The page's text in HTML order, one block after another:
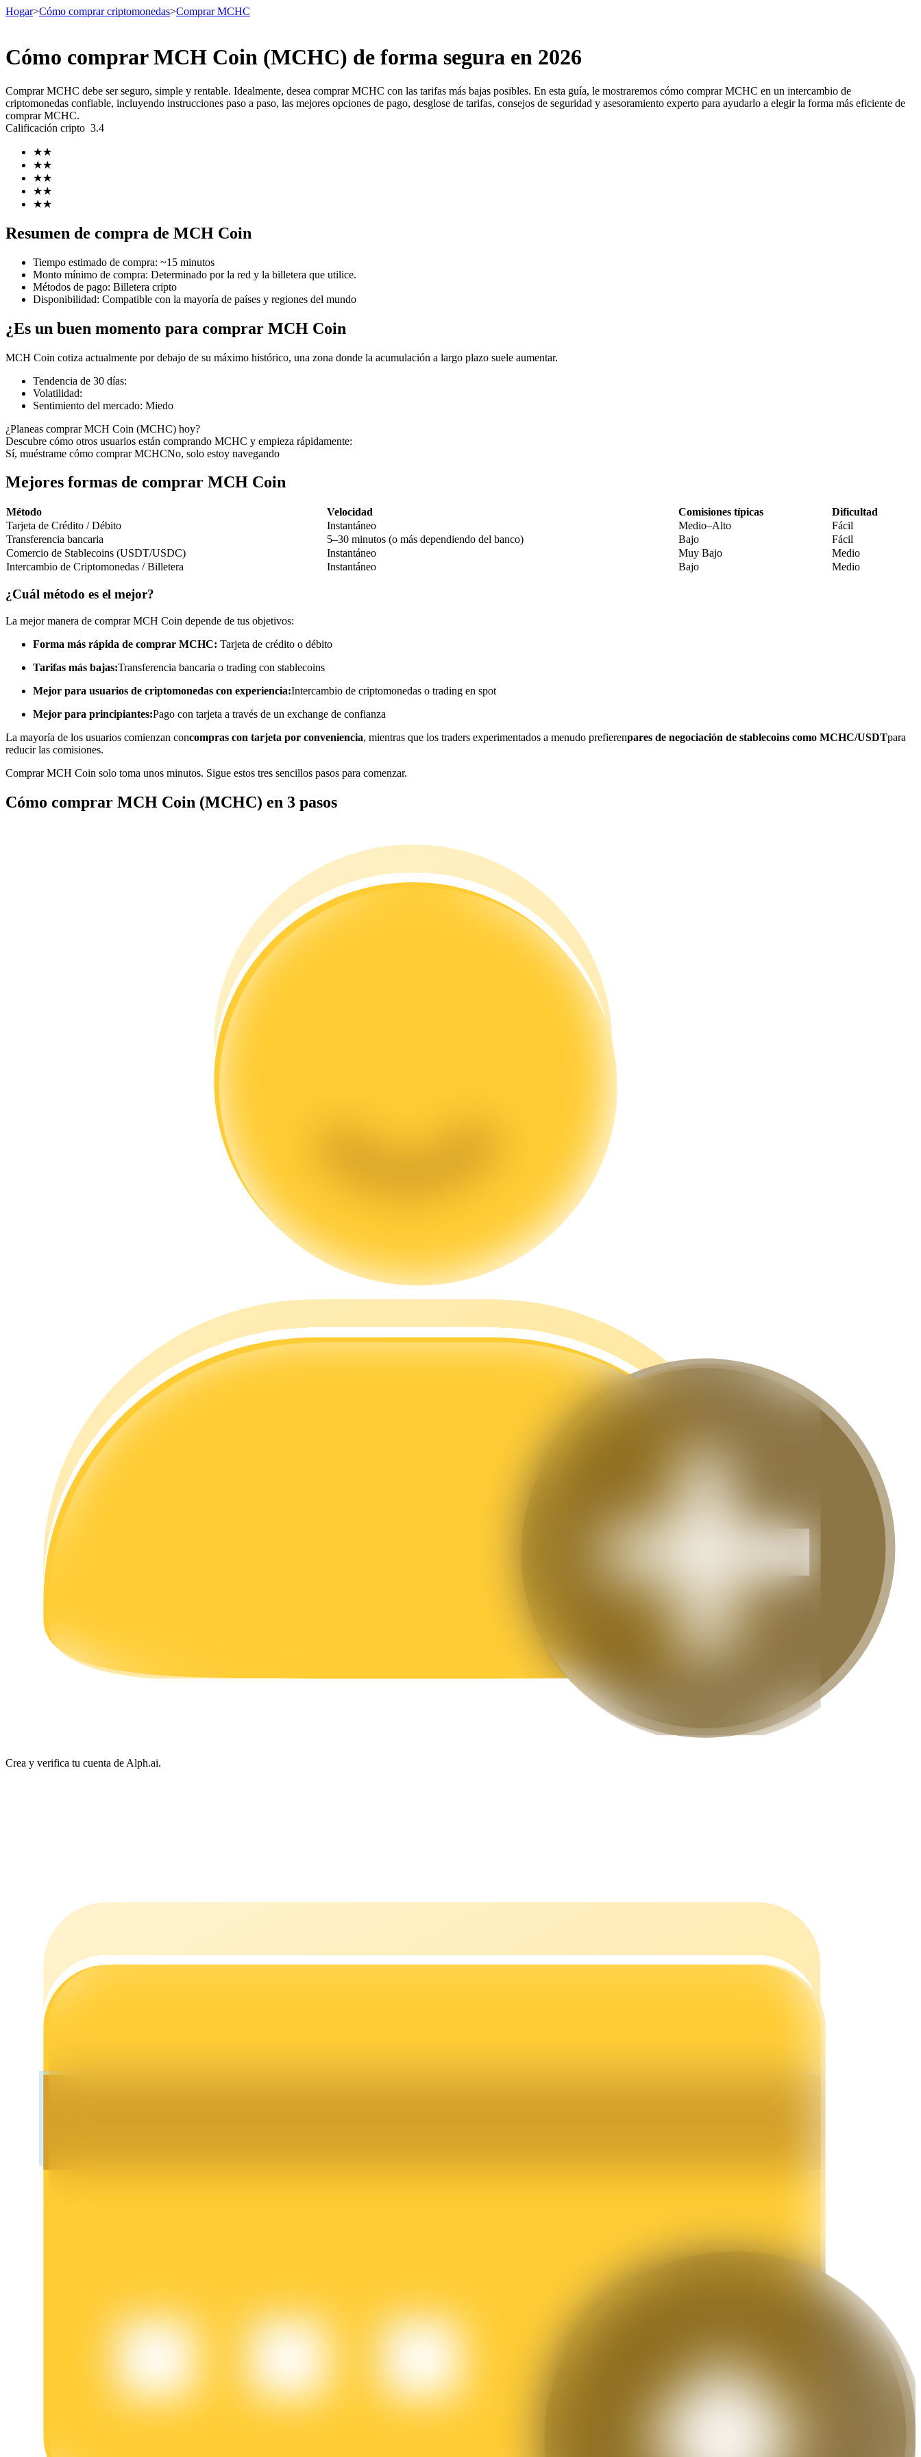
Futuros
Futuros del USDT
Futuros que utilizan USDT como garantía
Futuros de criptomonedas
TradFi
Futuros que utilizan USDC como garantía
Copiar Trading
Disfruta del reparto de beneficios y comisiones de copy trading
Análisis de big data que incluye información comercial, etc.
Estrategias comerciales
Aprenda cómo mantenerse rentable
Launchpool
Hogar>Cómo comprar criptomonedas>Comprar MCHC
Cómo comprar MCH Coin (MCHC) de forma segura en 2026
Comprar MCHC debe ser seguro, simple y rentable. Idealmente, desea comprar MCHC con las tarifas más bajas posibles. En esta guía, le mostraremos cómo comprar MCHC en un intercambio de
criptomonedas confiable, incluyendo instrucciones paso a paso, las mejores opciones de pago, desglose de tarifas, consejos de seguridad y asesoramiento experto para ayudarlo a elegir la forma más eficiente de
comprar MCHC.
Calificación cripto 3.4
★★
★★
★★
★★
★★
Resumen de compra de MCH Coin
Tiempo estimado de compra: ~15 minutos
Monto mínimo de compra: Determinado por la red y la billetera que utilice.
Métodos de pago: Billetera cripto
Disponibilidad: Compatible con la mayoría de países y regiones del mundo
¿Es un buen momento para comprar MCH Coin
MCH Coin cotiza actualmente por debajo de su máximo histórico, una zona donde la acumulación a largo plazo suele aumentar.
Tendencia de 30 días:
Volatilidad:
Sentimiento del mercado: Miedo
¿Planeas comprar MCH Coin (MCHC) hoy?
Descubre cómo otros usuarios están comprando MCHC y empieza rápidamente:
Sí, muéstrame cómo comprar MCHCNo, solo estoy navegando
Mejores formas de comprar MCH Coin
Método Velocidad Comisiones típicas
Dificultad
Tarjeta de Crédito / Débito
Instantáneo Medio–Alto
Fácil
Transferencia bancaria
5–30 minutos (o más dependiendo del banco) Bajo
Fácil
Comercio de Stablecoins (USDT/USDC)
Instantáneo Muy Bajo
Medio
Intercambio de Criptomonedas / Billetera
Instantáneo Bajo Medio
¿Cuál método es el mejor?
La mejor manera de comprar MCH Coin depende de tus objetivos:
Forma más rápida de comprar MCHC: Tarjeta de crédito o débito
Tarifas más bajas:Transferencia bancaria o trading con stablecoins
Mejor para usuarios de criptomonedas con experiencia:Intercambio de criptomonedas o trading en spot
Mejor para principiantes:Pago con tarjeta a través de un exchange de confianza
La mayoría de los usuarios comienzan concompras con tarjeta por conveniencia, mientras que los traders experimentados a menudo prefierenpares de negociación de stablecoins como MCHC/USDTpara
reducir las comisiones.
Comprar MCH Coin solo toma unos minutos. Sigue estos tres sencillos pasos para comenzar.
Cómo comprar MCH Coin (MCHC) en 3 pasos
Crea y verifica tu cuenta de Alph.ai.